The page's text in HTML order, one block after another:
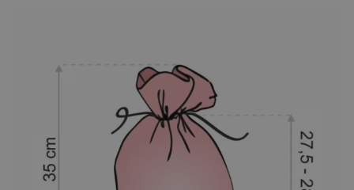
Nasze woreczki są doskonałym opakowaniem na przedmioty
codziennego użytku oraz super gratką dla kolekcjonerów
monet itp. Sprawdzą się również jako skarbonka na
oszczędności. Zastosowań na nasze woreczki jest tyle, ile
pomysłów na wykorzystanie tych fantastycznych sakiewek.
Polecamy zakupy w naszym sklepie i zachęcamy do
częstego zaglądania do nas.